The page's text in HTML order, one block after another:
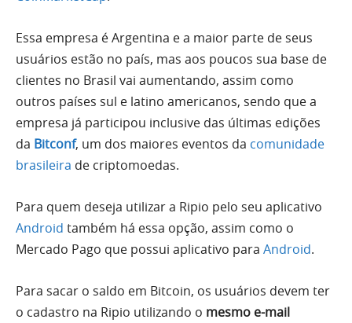
Essa empresa é Argentina e a maior parte de seus
usuários estão no país, mas aos poucos sua base de
clientes no Brasil vai aumentando, assim como
outros países sul e latino americanos, sendo que a
empresa já participou inclusive das últimas edições
da Bitconf, um dos maiores eventos da comunidade
brasileira de criptomoedas.
Para quem deseja utilizar a Ripio pelo seu aplicativo
Android também há essa opção, assim como o
Mercado Pago que possui aplicativo para Android.
Para sacar o saldo em Bitcoin, os usuários devem ter
o cadastro na Ripio utilizando o mesmo e-mail